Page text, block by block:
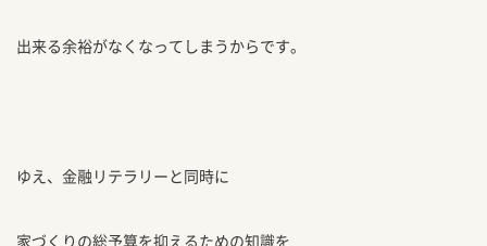
出来る余裕がなくなってしまうからです。
ゆえ、金融リテラリーと同時に
家づくりの総予算を抑えるための知識を